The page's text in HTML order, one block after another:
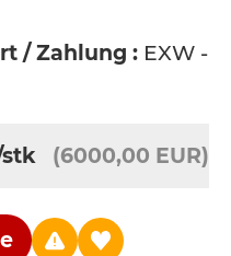
/ Zahlung : EXW -
(6000,00 EUR)